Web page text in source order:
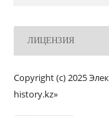
ЛИЦЕНЗИЯ
Copyright (c) 2025
history.kz»